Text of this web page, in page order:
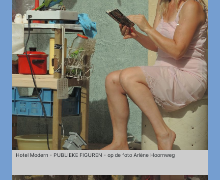
Hotel Modern - PUBLIEKE FIGUREN - op de foto Arlène Hoornweg